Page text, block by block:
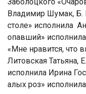
Владимир Шумак, Б.
столе» исполнила
опавший»
«Мне нравится, что
Литовская Татьяна,
исполнила Ирина
алых роз»